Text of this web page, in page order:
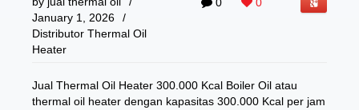
January 1, 2026
/
Distributor Thermal Oil
Heater
Jual Thermal Oil Heater 300.000 Kcal Boiler Oil atau
thermal oil heater dengan kapasitas 300.000 Kcal per jam